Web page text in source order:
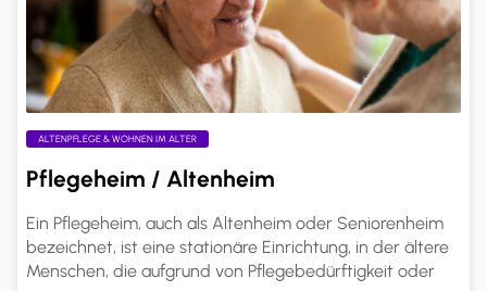
ALTENPFLEGE & WOHNEN IM ALTER
Pflegeheim / Altenheim
Ein Pflegeheim, auch als Altenheim oder Seniorenheim
bezeichnet, ist eine stationäre Einrichtung, in der ältere
Menschen, die aufgrund von Pflegebedürftigkeit oder